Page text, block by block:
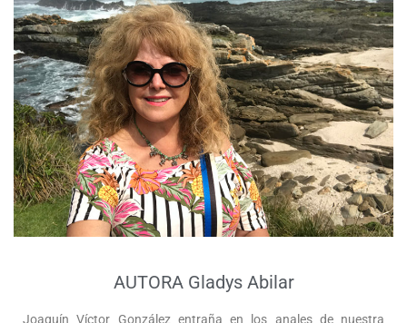
AUTORA Gladys Abilar
Joaquín Víctor González entraña en los anales de nuestra